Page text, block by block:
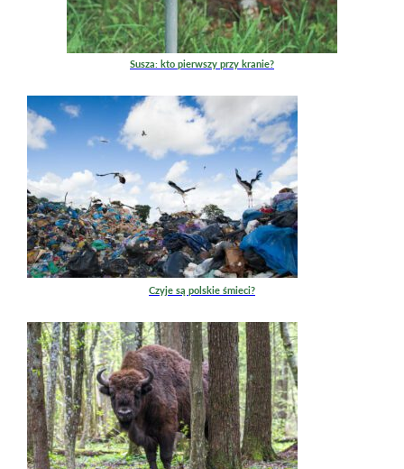
Susza: kto pierwszy przy kranie?
Czyje są polskie śmieci?